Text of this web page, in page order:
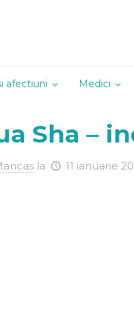
afectiuni Medici
Andrologie
Cardiologie
Sha –
la 11 ianuarie